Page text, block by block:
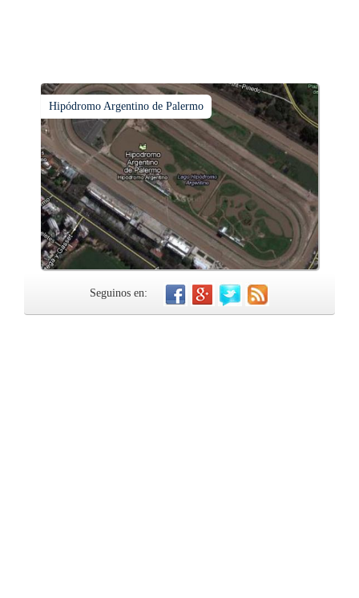
Hipódromo Argentino de Palermo
Seguinos en: